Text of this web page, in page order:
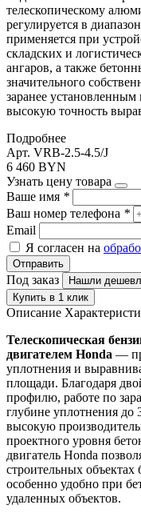
телескопическому
регулируется в
применяется при
складских и
ангаров, а также
значительного
заранее
высокую точность
Подробнее
Арт. VRB-2.5-4.5/J
6 460 BYN
Узнать цену товара
Ваше имя *
Ваш номер телефона *
Email
Я согласен на
Отправить
Под заказ
Нашли
Купить в 1 клик
Описание
Телескопическая
двигателем Honda —
уплотнения и
площади. Благодаря
профилю, работе по
глубине уплотнения до
высокую
проектного уровня
двигатель Honda
строительных объектах
особенно удобно при
удаленных объектов.